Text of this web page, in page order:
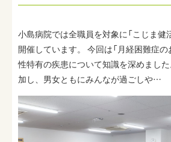
小島病院では全職員を対象に「こじま健
開催しています。 今回は「月経困難症
性特有の疾患について知識を深めまし
加し、男女ともにみんなが過ごしや…